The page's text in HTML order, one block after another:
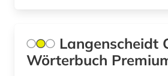
Langenscheidt
Wörterbuch